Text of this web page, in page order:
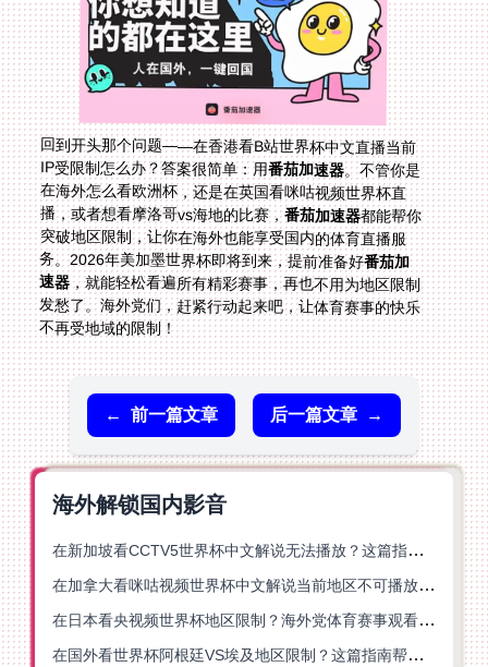
回到开头那个问题——在香港看B站世界杯中文直播当前
IP受限制怎么办？答案很简单：用番茄加速器。不管你是
在海外怎么看欧洲杯，还是在英国看咪咕视频世界杯直
播，或者想看摩洛哥vs海地的比赛，番茄加速器都能帮你
突破地区限制，让你在海外也能享受国内的体育直播服
务。2026年美加墨世界杯即将到来，提前准备好番茄加
速器，就能轻松看遍所有精彩赛事，再也不用为地区限制
发愁了。海外党们，赶紧行动起来吧，让体育赛事的快乐
不再受地域的限制！
← 前一篇文章 后一篇文章 →
海外解锁国内影音
在新加坡看CCTV5世界杯中文解说无法播放？这篇指南帮你解锁海外体育直播自由
在加拿大看咪咕视频世界杯中文解说当前地区不可播放？这篇指南帮你一键解决
在日本看央视频世界杯地区限制？海外党体育赛事观看终极指南
在国外看世界杯阿根廷VS埃及地区限制？这篇指南帮你搞定中文直播+解说